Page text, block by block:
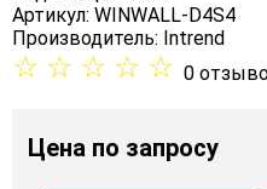
Артикул: WINWALL-D4S4
Производитель: Intrend
☆ ☆ ☆ ☆ ☆ 0
Цена по запросу